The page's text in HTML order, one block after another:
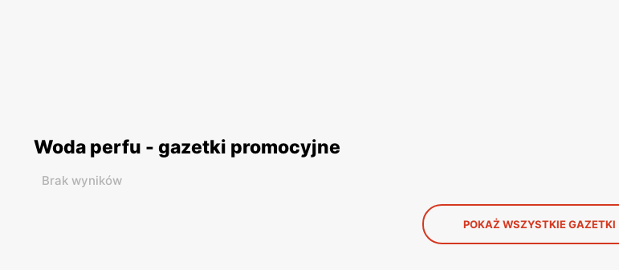
Woda perfu - gazetki promocyjne
Brak wyników
POKAŻ WSZYSTKIE GAZETKI